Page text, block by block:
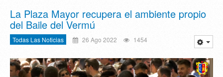
La Plaza Mayor recupera el ambiente propio
del Baile del Vermú
Todas Las Noticias 26 Ago 2022 1454